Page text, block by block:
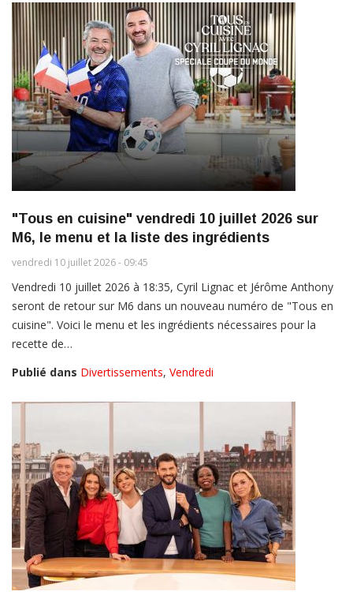
"Tous en cuisine" vendredi 10 juillet 2026 sur
M6, le menu et la liste des ingrédients
vendredi 10 juillet 2026 - 09:45
Vendredi 10 juillet 2026 à 18:35, Cyril Lignac et Jérôme Anthony
seront de retour sur M6 dans un nouveau numéro de "Tous en
cuisine". Voici le menu et les ingrédients nécessaires pour la
recette de…
Publié dans Divertissements, Vendredi